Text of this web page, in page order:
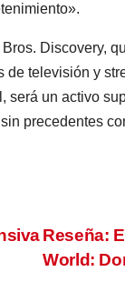
Discovery,
televisión y
un activo
precedentes
Reseña:
World: